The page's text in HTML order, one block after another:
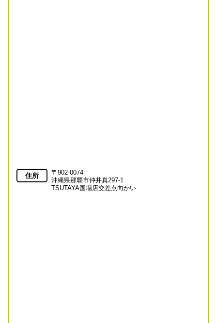
住所
〒902-0074
沖縄県那覇市仲井真297-1
TSUTAYA国場店交差点向かい